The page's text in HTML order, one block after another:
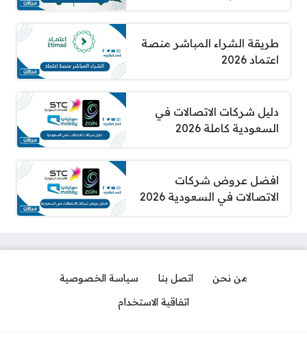
طريقة الشراء المباشر منصة
اعتماد 2026
دليل شركات الاتصالات في
السعودية كاملة 2026
افضل عروض شركات
الاتصالات في السعودية 2026
من نحن اتصل بنا
سياسة الخصوصية
اتفاقية الاستخدام